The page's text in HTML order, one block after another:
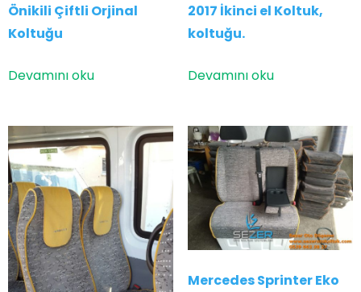
Önikili Çiftli Orjinal
Koltuğu
Devamını oku
2017 İkinci el Koltuk,
koltuğu.
Devamını oku
Mercedes Sprinter Eko